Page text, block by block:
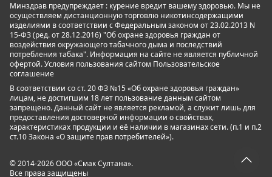
Минздрав предупреждает : курение вредит вашему здоровью. Мы не
осуществляем дистанционную торговлю никотинсодержащими
изделиями в соответствии с Федеральным законом от 23.02.2013 N
15-ФЗ (ред. от 28.12.2016) "Об охране здоровья граждан от
воздействия окружающего табачного дыма и последствий
потребления табака". Информация на сайте не является публичной
офертой. Условия пользования сайтом Пользовательское
соглашение
В соответствии со ст. 20 ФЗ №15 «Об охране здоровья граждан»
лицам, не достигшим 18 лет пользование данным сайтом
запрещено. Данный сайт не является рекламой, а служит лишь для
предоставления достоверной информации о свойствах,
характеристиках продукции и её наличии в магазинах сети. (п.1 и п.2
ст.10 Закона «О защите прав потребителей»).
© 2014-2026 ООО «Смак Султана».
Все права защищены